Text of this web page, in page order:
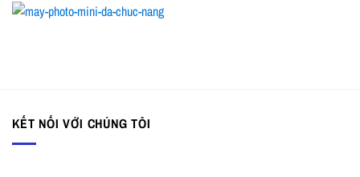
KẾT NỐI VỚI CHÚNG TÔI